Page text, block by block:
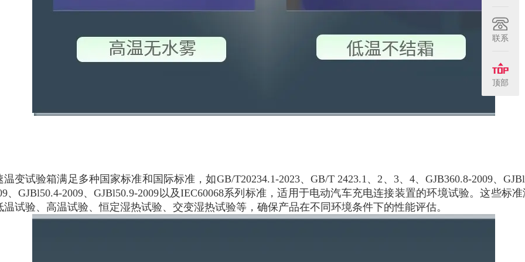
温变试验箱满足多种国家标准和国际标准，如GB/T20234.1-2023、GB/T 2423.1、2、3、4、GJB360.8-2009、
、GJBl50.4-2009、GJBl50.9-2009以及IEC60068系列标准，适用于电动汽车充电连接装置的环境试验。这些标
温试验、高温试验、恒定湿热试验、交变湿热试验等，确保产品在不同环境条件下的性能评估。
联系
顶部